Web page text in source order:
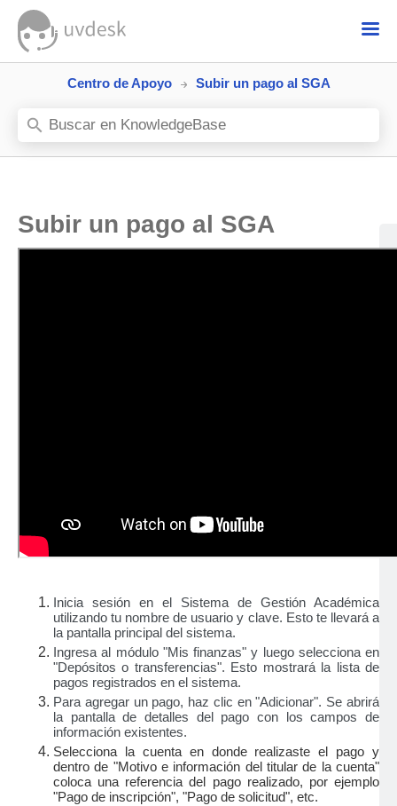
Centro de Apoyo Subir un pago al SGA
Subir un pago al SGA
Inicia sesión en el Sistema de Gestión Académica
utilizando tu nombre de usuario y clave. Esto te llevará a
la pantalla principal del sistema.
Ingresa al módulo "Mis finanzas" y luego selecciona en
"Depósitos o transferencias". Esto mostrará la lista de
pagos registrados en el sistema.
Para agregar un pago, haz clic en "Adicionar". Se abrirá
la pantalla de detalles del pago con los campos de
información existentes.
Selecciona la cuenta en donde realizaste el pago y
dentro de "Motivo e información del titular de la cuenta"
coloca una referencia del pago realizado, por ejemplo
"Pago de inscripción", "Pago de solicitud", etc.